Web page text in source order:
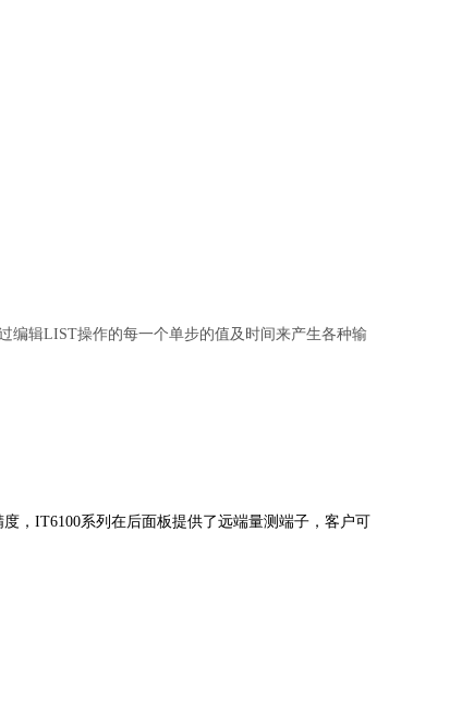
编辑LIST操作的每一个单步的值及时间来产生各种输
，IT6100系列在后面板提供了远端量测端子，客户可